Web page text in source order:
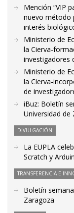
Mención “VIP
nuevo método
interés
Ministerio de
la Cierva-
investigadores
Ministerio de
la Cierva-
de
iBuz: Boletín
Universidad de
DIVULGACIÓN
La EUPLA
Scratch y
TRANSFERENCIA E
Boletín
Zaragoza